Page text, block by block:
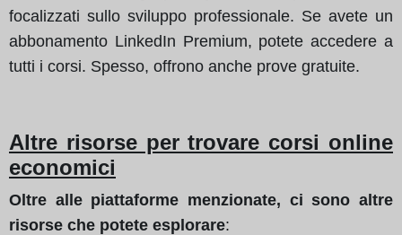
focalizzati sullo sviluppo professionale. Se avete un
abbonamento LinkedIn Premium, potete accedere a
tutti i corsi. Spesso, offrono anche prove gratuite.
Altre risorse per trovare corsi online
economici
Oltre alle piattaforme menzionate, ci sono altre
risorse che potete esplorare: